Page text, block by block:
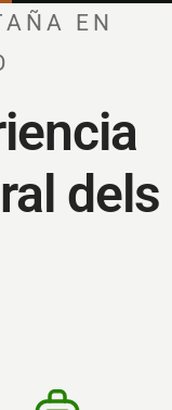
EN
dels